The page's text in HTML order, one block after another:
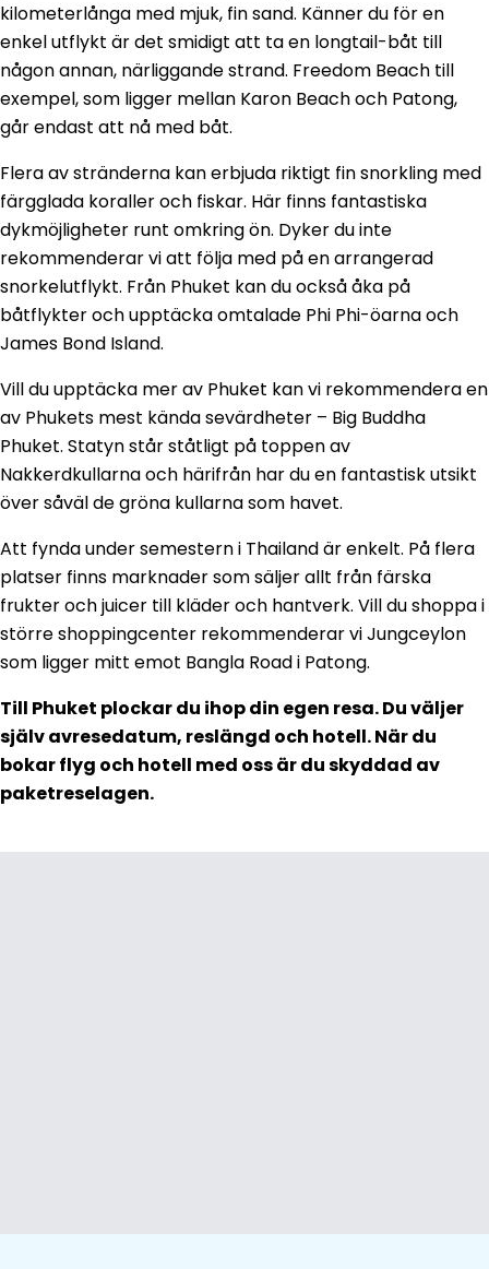
kilometerlånga med mjuk, fin sand. Känner du för en
enkel utflykt är det smidigt att ta en longtail-båt till
någon annan, närliggande strand. Freedom Beach till
exempel, som ligger mellan Karon Beach och Patong,
går endast att nå med båt.
Flera av stränderna kan erbjuda riktigt fin snorkling med
färgglada koraller och fiskar. Här finns fantastiska
dykmöjligheter runt omkring ön. Dyker du inte
rekommenderar vi att följa med på en arrangerad
snorkelutflykt. Från Phuket kan du också åka på
båtflykter och upptäcka omtalade Phi Phi-öarna och
James Bond Island.
Vill du upptäcka mer av Phuket kan vi rekommendera en
av Phukets mest kända sevärdheter – Big Buddha
Phuket. Statyn står ståtligt på toppen av
Nakkerdkullarna och härifrån har du en fantastisk utsikt
över såväl de gröna kullarna som havet.
Att fynda under semestern i Thailand är enkelt. På flera
platser finns marknader som säljer allt från färska
frukter och juicer till kläder och hantverk. Vill du shoppa i
större shoppingcenter rekommenderar vi Jungceylon
som ligger mitt emot Bangla Road i Patong.
Till Phuket plockar du ihop din egen resa. Du väljer
själv avresedatum, reslängd och hotell. När du
bokar flyg och hotell med oss är du skyddad av
paketreselagen.